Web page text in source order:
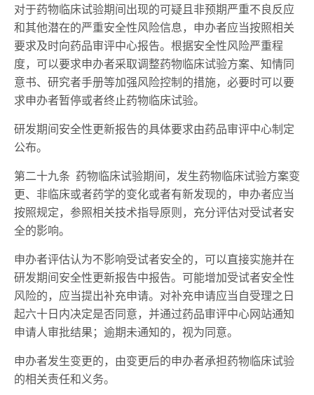
对于药物临床试验期间出现的可疑且非预期严重不良反应
和其他潜在的严重安全性风险信息，申办者应当按照相关
要求及时向药品审评中心报告。根据安全性风险严重程
度，可以要求申办者采取调整药物临床试验方案、知情同
意书、研究者手册等加强风险控制的措施，必要时可以要
求申办者暂停或者终止药物临床试验。
研发期间安全性更新报告的具体要求由药品审评中心制定
公布。
第二十九条 药物临床试验期间，发生药物临床试验方案变
更、非临床或者药学的变化或者有新发现的，申办者应当
按照规定，参照相关技术指导原则，充分评估对受试者安
全的影响。
申办者评估认为不影响受试者安全的，可以直接实施并在
研发期间安全性更新报告中报告。可能增加受试者安全性
风险的，应当提出补充申请。对补充申请应当自受理之日
起六十日内决定是否同意，并通过药品审评中心网站通知
申请人审批结果；逾期未通知的，视为同意。
申办者发生变更的，由变更后的申办者承担药物临床试验
的相关责任和义务。